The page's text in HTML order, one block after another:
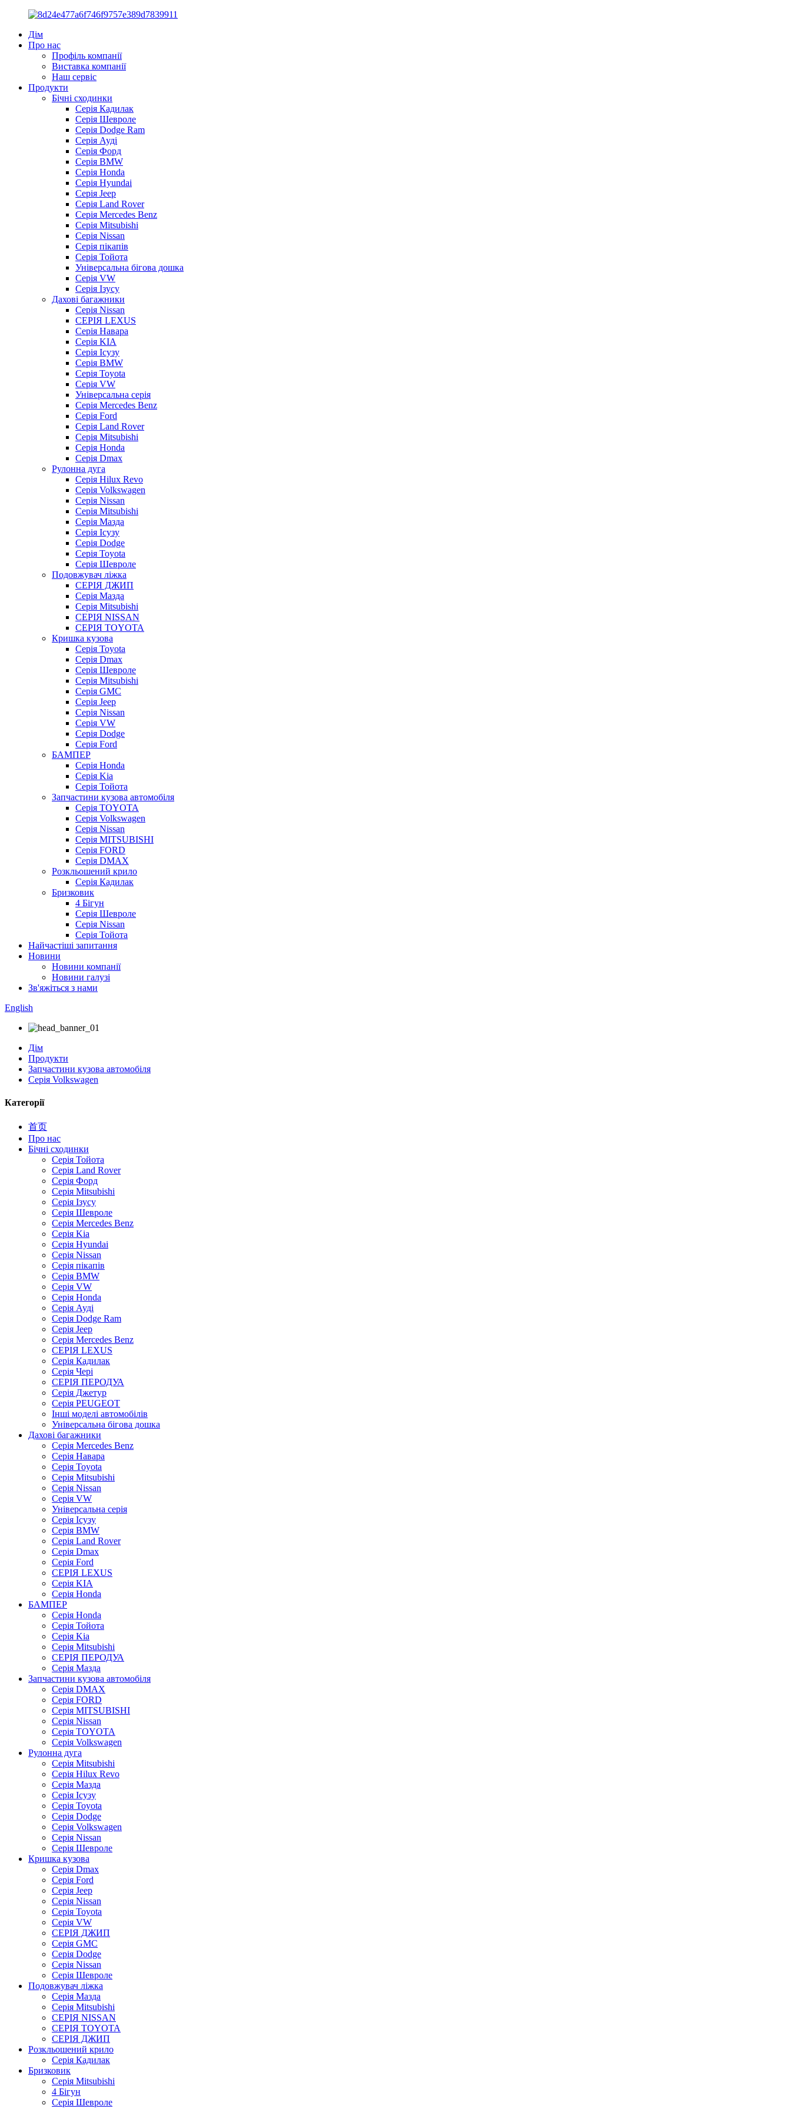
Дім
Про нас
Профіль компанії
Виставка компанії
Наш сервіс
Продукти
Бічні сходинки
Серія Кадилак
Серія Шевроле
Серія Dodge Ram
Серія Ауді
Серія Форд
Серія BMW
Серія Honda
Серія Hyundai
Серія Jeep
Серія Land Rover
Серія Mercedes Benz
Серія Mitsubishi
Серія Nissan
Серія пікапів
Серія Тойота
Універсальна бігова дошка
Серія VW
Серія Ізусу
Дахові багажники
Серія Nissan
СЕРІЯ LEXUS
Серія Навара
Серія KIA
Серія Ісузу
Серія BMW
Серія Toyota
Серія VW
Універсальна серія
Серія Mercedes Benz
Серія Ford
Серія Land Rover
Серія Mitsubishi
Серія Honda
Серія Dmax
Рулонна дуга
Серія Hilux Revo
Серія Volkswagen
Серія Nissan
Серія Mitsubishi
Серія Мазда
Серія Ісузу
Серія Dodge
Серія Toyota
Серія Шевроле
Подовжувач ліжка
СЕРІЯ ДЖИП
Серія Мазда
Серія Mitsubishi
СЕРІЯ NISSAN
СЕРІЯ TOYOTA
Кришка кузова
Серія Toyota
Серія Dmax
Серія Шевроле
Серія Mitsubishi
Серія GMC
Серія Jeep
Серія Nissan
Серія VW
Серія Dodge
Серія Ford
БАМПЕР
Серія Honda
Серія Kia
Серія Тойота
Запчастини кузова автомобіля
Серія TOYOTA
Серія Volkswagen
Серія Nissan
Серія MITSUBISHI
Серія FORD
Серія DMAX
Розкльошений крило
Серія Кадилак
Бризковик
4 Бігун
Серія Шевроле
Серія Nissan
Серія Тойота
Найчастіші запитання
Новини
Новини компанії
Новини галузі
Зв'яжіться з нами
English
Дім
Продукти
Запчастини кузова автомобіля
Серія Volkswagen
Категорії
首页
Про нас
Бічні сходинки
Серія Тойота
Серія Land Rover
Серія Форд
Серія Mitsubishi
Серія Ізусу
Серія Шевроле
Серія Mercedes Benz
Серія Kia
Серія Hyundai
Серія Nissan
Серія пікапів
Серія BMW
Серія VW
Серія Honda
Серія Ауді
Серія Dodge Ram
Серія Jeep
Серія Mercedes Benz
СЕРІЯ LEXUS
Серія Кадилак
Серія Чері
СЕРІЯ ПЕРОДУА
Серія Джетур
Серія PEUGEOT
Інші моделі автомобілів
Універсальна бігова дошка
Дахові багажники
Серія Mercedes Benz
Серія Навара
Серія Toyota
Серія Mitsubishi
Серія Nissan
Серія VW
Універсальна серія
Серія Ісузу
Серія BMW
Серія Land Rover
Серія Dmax
Серія Ford
СЕРІЯ LEXUS
Серія KIA
Серія Honda
БАМПЕР
Серія Honda
Серія Тойота
Серія Kia
Серія Mitsubishi
СЕРІЯ ПЕРОДУА
Серія Мазда
Запчастини кузова автомобіля
Серія DMAX
Серія FORD
Серія MITSUBISHI
Серія Nissan
Серія TOYOTA
Серія Volkswagen
Рулонна дуга
Серія Mitsubishi
Серія Hilux Revo
Серія Мазда
Серія Ісузу
Серія Toyota
Серія Dodge
Серія Volkswagen
Серія Nissan
Серія Шевроле
Кришка кузова
Серія Dmax
Серія Ford
Серія Jeep
Серія Nissan
Серія Toyota
Серія VW
СЕРІЯ ДЖИП
Серія GMC
Серія Dodge
Серія Nissan
Серія Шевроле
Подовжувач ліжка
Серія Мазда
Серія Mitsubishi
СЕРІЯ NISSAN
СЕРІЯ TOYOTA
СЕРІЯ ДЖИП
Розкльошений крило
Серія Кадилак
Бризковик
Серія Mitsubishi
4 Бігун
Серія Шевроле